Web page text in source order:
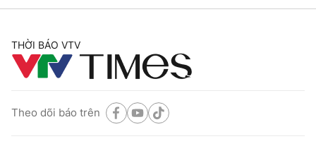
THỜI BÁO VTV
Theo dõi báo trên